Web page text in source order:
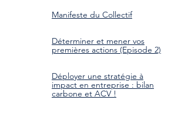
Manifeste du Collectif
Déterminer et mener vos
premières actions (Episode 2)
​Déployer une stratégie à
impact en entreprise : bilan
carbone et ACV !​​